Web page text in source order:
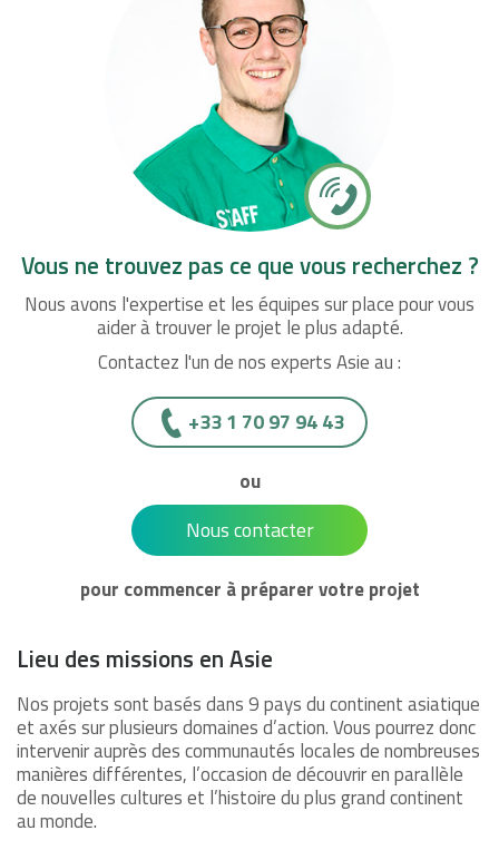
Vous ne trouvez pas ce que vous recherchez ?
Nous avons l'expertise et les équipes sur place pour vous
aider à trouver le projet le plus adapté.
Contactez l'un de nos experts Asie au :
+33 1 70 97 94 43
ou
Nous contacter
pour commencer à préparer votre projet
Lieu des missions en Asie
Nos projets sont basés dans 9 pays du continent asiatique
et axés sur plusieurs domaines d’action. Vous pourrez donc
intervenir auprès des communautés locales de nombreuses
manières différentes, l’occasion de découvrir en parallèle
de nouvelles cultures et l’histoire du plus grand continent
au monde.